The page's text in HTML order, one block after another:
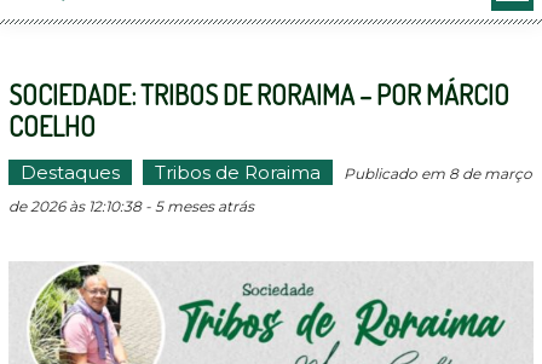
SOCIEDADE: TRIBOS DE RORAIMA – POR MÁRCIO
COELHO
Destaques Tribos de Roraima
Publicado em 8 de março
de 2026 às 12:10:38 - 5 meses atrás